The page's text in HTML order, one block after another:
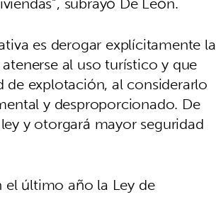
es derogar explícitamente la
al uso turístico y que
explotación, al considerarlo
y desproporcionado. De
y otorgará mayor seguridad
el último año la Ley de